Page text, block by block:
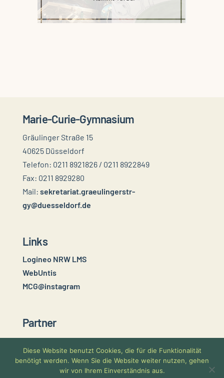
Marie-Curie-Gymnasium
Gräulinger Straße 15
40625 Düsseldorf
Telefon: 0211 8921826 / 0211 8922849
Fax: 0211 8929280
Mail: sekretariat.graeulingerstr-
gy@duesseldorf.de
Links
Logineo NRW LMS
WebUntis
MCG@instagram
Partner
Diese Website benutzt Cookies, die für die Funktionalität
benötigt werden. Wenn Sie die Website weiter nutzen, gehen
wir von Ihrem Einverständnis aus.